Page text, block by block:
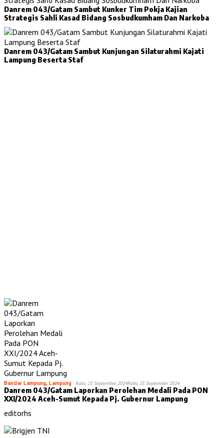
Danrem 043/Gatam Sambut Kunker Tim Pokja Kajian
Strategis Sahli Kasad Bidang Sosbudkumham Dan Narkoba
Danrem 043/Gatam Sambut Kunjungan Silaturahmi Kajati
Lampung Beserta Staf
Bandar Lampung, Lampung Rabu 25 September 2024Rabu 25 September 2024
Danrem 043/Gatam Laporkan Perolehan Medali Pada PON
XXI/2024 Aceh-Sumut Kepada Pj. Gubernur Lampung
editorhs